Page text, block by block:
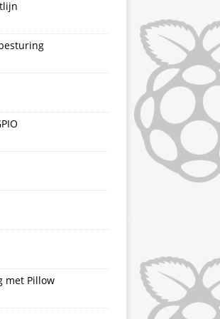
met Pillow